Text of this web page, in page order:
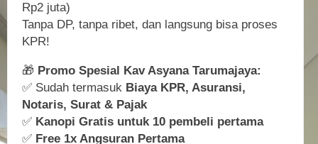
Rp2 juta)
Tanpa DP, tanpa ribet, dan langsung bisa proses
KPR!
🎁 Promo Spesial Kav Asyana Tarumajaya:
✅ Sudah termasuk Biaya KPR, Asuransi,
Notaris, Surat & Pajak
✅ Kanopi Gratis untuk 10 pembeli pertama
✅ Free 1x Angsuran Pertama